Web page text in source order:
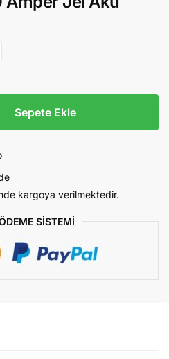
Sepete Ekle
kargoya verilmektedir.
SİSTEMİ